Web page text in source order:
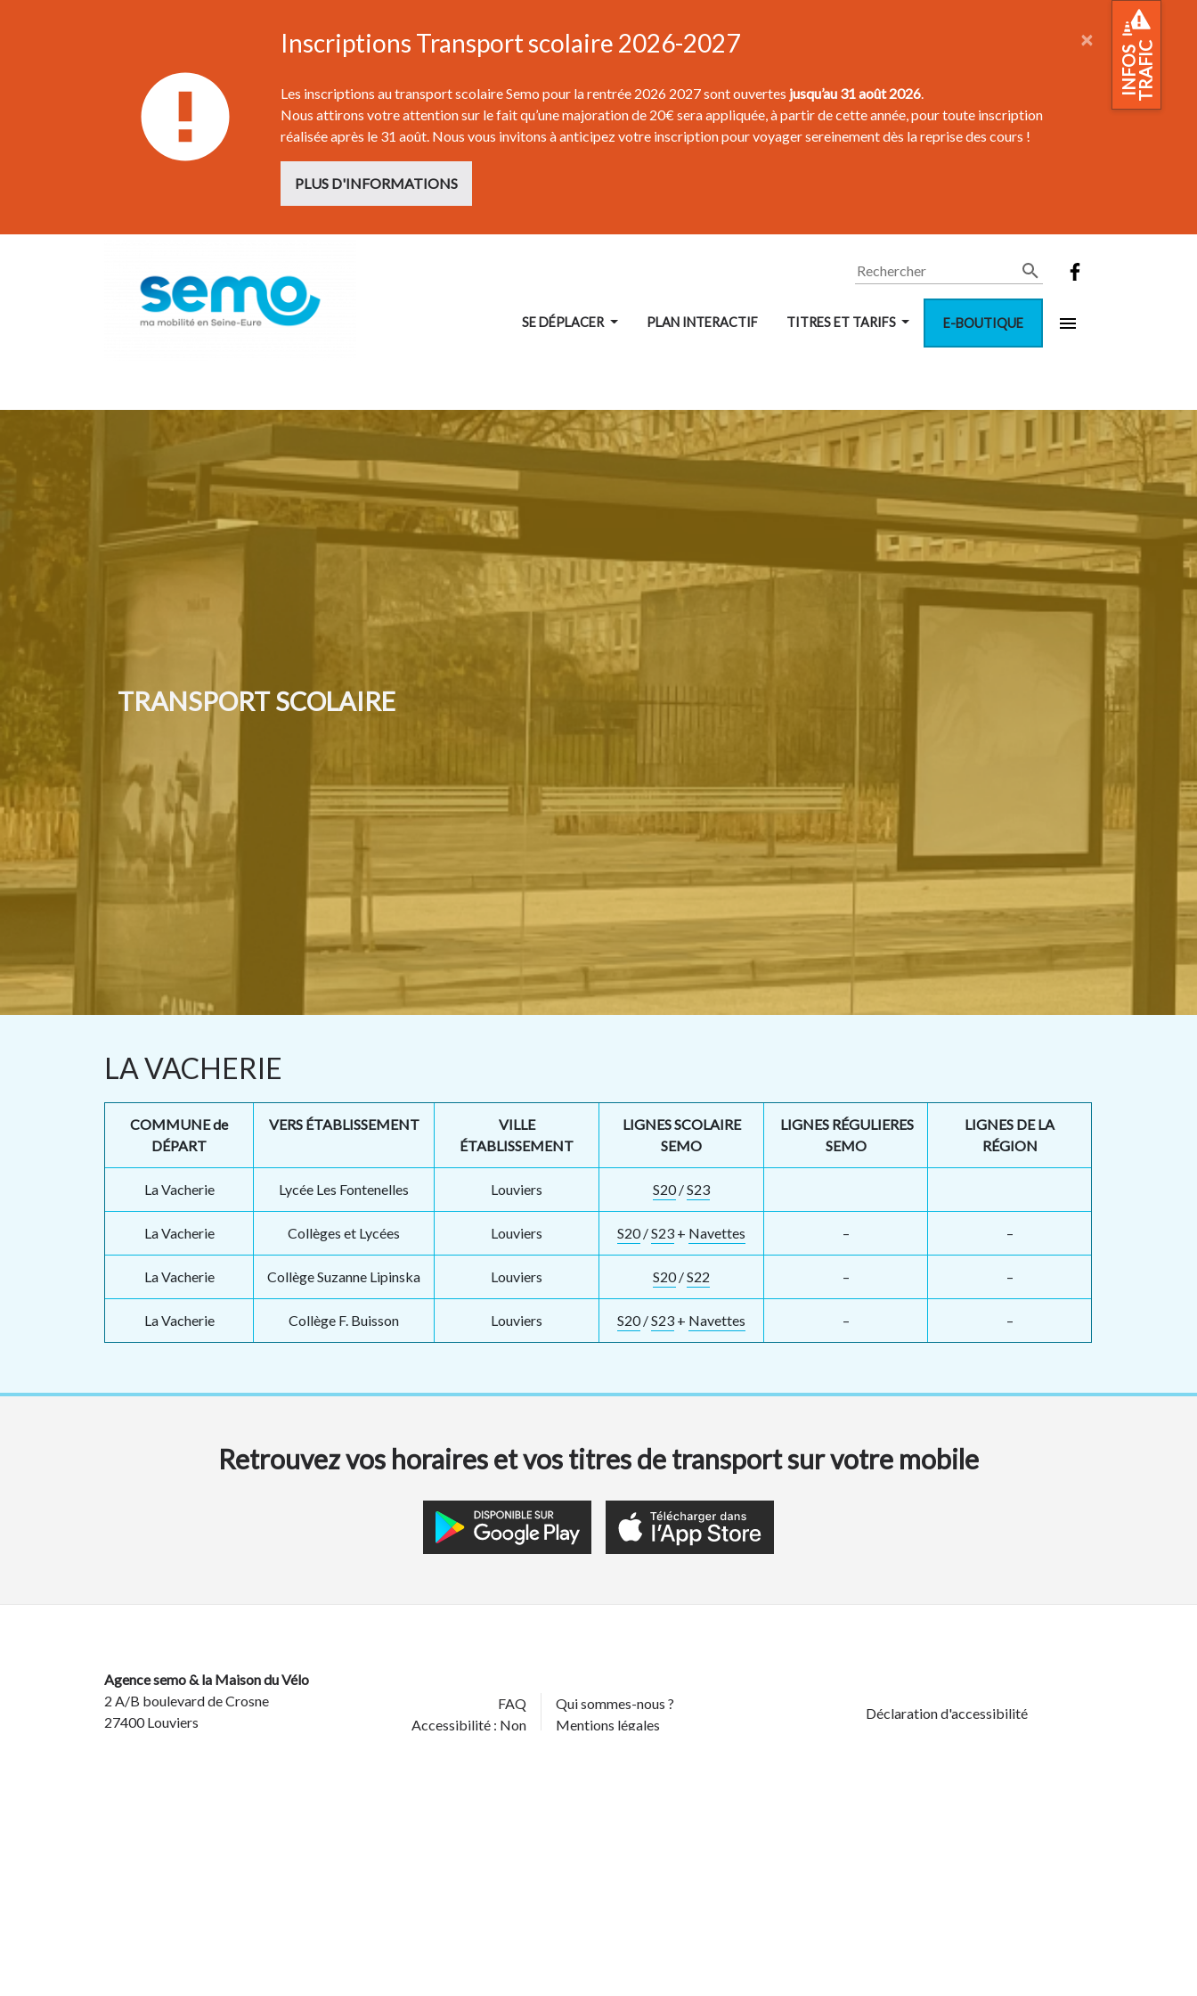
×
Inscriptions Transport scolaire 2026-2027
Les inscriptions au transport scolaire Semo pour la rentrée 2026 2027 sont ouvertes jusqu’au 31 août 2026.
Nous attirons votre attention sur le fait qu’une majoration de 20€ sera appliquée, à partir de cette année, pour toute inscription
réalisée après le 31 août. Nous vous invitons à anticipez votre inscription pour voyager sereinement dès la reprise des cours !
PLUS D'INFORMATIONS
INFOSTRAFIC
Rechercher
SE DÉPLACER PLAN INTERACTIF TITRES ET TARIFS E-BOUTIQUE
TRANSPORT SCOLAIRE
LA VACHERIE
COMMUNE de
DÉPART
VERS ÉTABLISSEMENT
VILLE
ÉTABLISSEMENT
LIGNES SCOLAIRE
SEMO
LIGNES RÉGULIERES
SEMO
LIGNES DE LA
RÉGION
La Vacherie Lycée Les Fontenelles Louviers S20/S23
La Vacherie Collèges et Lycées Louviers S20/S23 + Navettes – –
La Vacherie Collège Suzanne Lipinska Louviers S20/S22 – –
La Vacherie Collège F. Buisson Louviers S20/S23 + Navettes – –
Retrouvez vos horaires et vos titres de transport sur votre mobile
Agence semo & la Maison du Vélo
2 A/B boulevard de Crosne
27400 Louviers
FAQ
Accessibilité : Non
Qui sommes-nous ?
Mentions légales
Déclaration d'accessibilité